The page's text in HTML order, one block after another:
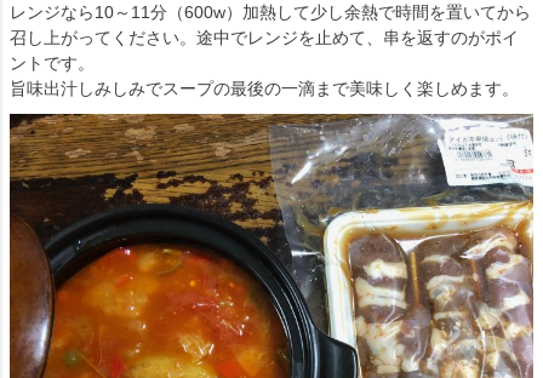
レンジなら10～11分（600w） 加熱して少し余熱で時間を置いてから
召し上がってください。途中でレンジを止めて、 串を返すのがポイ
ントです。
旨味出汁しみしみでスープの最後の一滴まで美味しく楽しめます。